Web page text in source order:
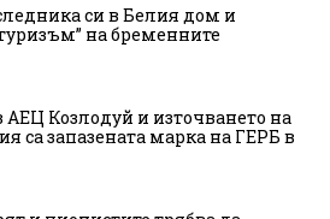
си в Белия дом и
на бременните
АЕЦ Козлодуй и източването на
са запазената марка на ГЕРБ в